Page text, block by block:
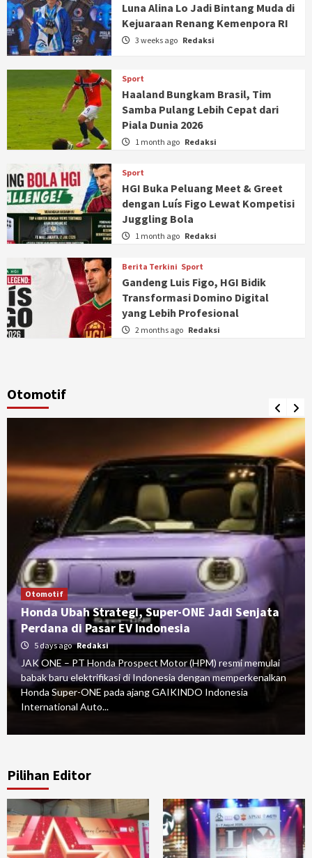
Luna Alina Lo Jadi Bintang Muda di
Kejuaraan Renang Kemenpora RI
3 weeks ago Redaksi
Sport
Haaland Bungkam Brasil, Tim
Samba Pulang Lebih Cepat dari
Piala Dunia 2026
1 month ago Redaksi
Sport
HGI Buka Peluang Meet & Greet
dengan Luís Figo Lewat Kompetisi
Juggling Bola
1 month ago Redaksi
Berita Terkini Sport
Gandeng Luis Figo, HGI Bidik
Transformasi Domino Digital
yang Lebih Profesional
2 months ago Redaksi
Otomotif
Otomotif
Honda Ubah Strategi, Super-ONE Jadi Senjata
Perdana di Pasar EV Indonesia
5 days ago Redaksi
JAK ONE – PT Honda Prospect Motor (HPM) resmi memulai
babak baru elektrifikasi di Indonesia dengan memperkenalkan
Honda Super-ONE pada ajang GAIKINDO Indonesia
International Auto...
Pilihan Editor